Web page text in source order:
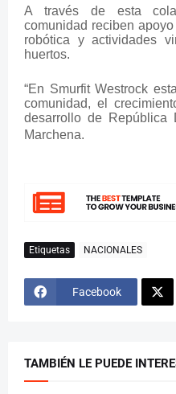
A través de esta
comunidad reciben
robótica y actividades
huertos.
“En Smurfit Westrock
comunidad, el
desarrollo de República
Marchena.
Etiquetas NACIONALES
Facebook
TAMBIÉN LE PUEDE